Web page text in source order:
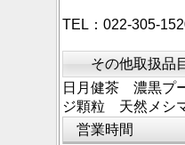
TEL：022-305-
その他取扱品
日月健茶 濃黒プ
ジ顆粒 天然メシ
営業時間